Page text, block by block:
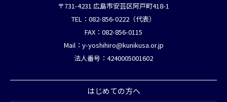
〒731-4231 広島市安芸区阿戸町418-1
TEL：082-856-0222（代表）
FAX：082-856-0115
Mail： y-yoshihiro@kunikusa.or.jp
法人番号：4240005001602
はじめての方へ